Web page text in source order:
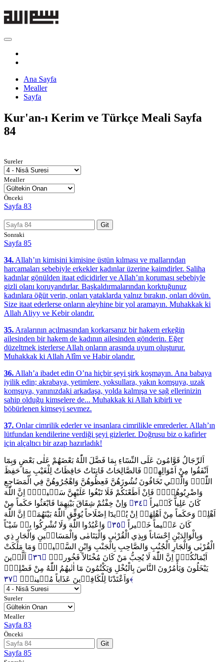
Ana Sayfa
Mealler
Sayfa
Kur'an-ı Kerim ve Türkçe Meali Sayfa
84
Sureler
Mealler
Önceki
Sayfa 83
Git
Sonraki
Sayfa 85
34. Allah’ın kimisini kimisine üstün kılması ve mallarından
harcamaları sebebiyle erkekler kadınlar üzerine kaimdirler. Saliha
kadınlar gönülden itaat edicidirler ve Allah’ın koruması sebebiyle
gizli olanı koruyandırlar. Başkaldırmalarından korktuğunuz
kadınlara öğüt verin, onları yataklarda yalnız bırakın, onları dövün.
Size itaat ederlerse onların aleyhine bir yol aramayın. Muhakkak ki
Allah Aliyy ve Kebir olandır.
35. Aralarının açılmasından korkarsanız bir hakem erkeğin
ailesinden bir hakem de kadının ailesinden gönderin. Eğer
düzeltmek isterlerse Allah onların arasında uyum oluşturur.
Muhakkak ki Allah Alîm ve Habir olandır.
36. Allah’a ibadet edin O’na hiçbir şeyi şirk koşmayın. Ana babaya
iyilik edin; akrabaya, yetimlere, yoksullara, yakın komşuya, uzak
komşuya, yanınızdaki arkadaşa, yolda kalmışa ve sağ ellerinizin
sahip olduğu kimselere de... Muhakkak ki Allah kibirli ve
böbürlenen kimseyi sevmez.
37. Onlar cimrilik ederler ve insanlara cimrilikle emrederler. Allah’ın
lütfundan kendilerine verdiği şeyi gizlerler. Doğrusu biz o kafirler
için alçaltıcı bir azap hazırladık!
اَلرِّجَالُ قَوَّامُونَ عَلَى النِّسَٓاءِ بِمَا فَضَّلَ اللّٰهُ بَعْضَهُمْ عَلٰى بَعْضٍ وَبِمَٓا
اَنْفَقُوا مِنْ اَمْوَالِهِمْۜ فَالصَّالِحَاتُ قَانِتَاتٌ حَافِظَاتٌ لِلْغَيْبِ بِمَا حَفِظَ
اللّٰهُۜ وَالّٰت۪ي تَخَافُونَ نُشُوزَهُنَّ فَعِظُوهُنَّ وَاهْجُرُوهُنَّ فِي الْمَضَاجِعِ
وَاضْرِبُوهُنَّۚ فَاِنْ اَطَعْنَكُمْ فَلَا تَبْغُوا عَلَيْهِنَّ سَب۪يلاًۜ اِنَّ اللّٰهَ
كَانَ عَلِياًّ كَب۪يراً
﴿٣٤﴾
وَاِنْ خِفْتُمْ شِقَاقَ بَيْنِهِمَا فَابْعَثُوا حَكَماً مِنْ
اَهْلِه۪ وَحَكَماً مِنْ اَهْلِهَاۚ اِنْ يُر۪يدَٓا اِصْلَاحاً يُوَفِّقِ اللّٰهُ بَيْنَهُمَاۜ اِنَّ اللّٰهَ
كَانَ عَل۪يماً خَب۪يراً
﴿٣٥﴾
وَاعْبُدُوا اللّٰهَ وَلَا تُشْرِكُوا بِه۪ شَيْـٔاً
وَبِالْوَالِدَيْنِ اِحْسَاناً وَبِذِي الْقُرْبٰى وَالْيَتَامٰى وَالْمَسَاك۪ينِ وَالْجَارِ ذِي
الْقُرْبٰى وَالْجَارِ الْجُنُبِ وَالصَّاحِبِ بِالْجَنْبِ وَابْنِ السَّب۪يلِۙ وَمَا مَلَكَتْ
اَيْمَانُكُمْۜ اِنَّ اللّٰهَ لَا يُحِبُّ مَنْ كَانَ مُخْتَالاً فَخُوراًۙ ﴿٣٦﴾
اَلَّذ۪ينَ
يَبْخَلُونَ وَيَأْمُرُونَ النَّاسَ بِالْبُخْلِ وَيَكْتُمُونَ مَٓا اٰتٰيهُمُ اللّٰهُ مِنْ فَضْلِه۪ۜ
وَاَعْتَدْنَا لِلْكَافِر۪ينَ عَذَاباً مُه۪يناًۚ﴿٣٧﴾
Sureler
Mealler
Sayfa 83
Önceki
Git
Sayfa 85